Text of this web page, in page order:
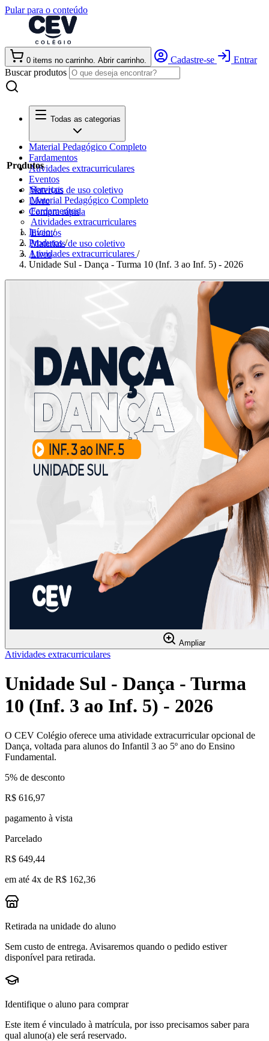
Pular para o conteúdo
0 items no carrinho. Abrir carrinho. Cadastre-se
Entrar
Buscar produtos
Todas as categorias
Produtos
Serviços
Material Pedagógico Completo
Fardamentos
Atividades extracurriculares
Eventos
Materiais de uso coletivo
Livro
Material Pedagógico Completo
Fardamentos
Atividades extracurriculares
Eventos
Materiais de uso coletivo
Livro
Compra rápida
Início/
Produtos/
Atividades extracurriculares /
Unidade Sul - Dança - Turma 10 (Inf. 3 ao Inf. 5) - 2026
Ampliar
Atividades extracurriculares
Unidade Sul - Dança - Turma
10 (Inf. 3 ao Inf. 5) - 2026
O CEV Colégio oferece uma atividade extracurricular opcional de
Dança, voltada para alunos do Infantil 3 ao 5º ano do Ensino
Fundamental.
5% de desconto
R$ 616,97
pagamento à vista
Parcelado
R$ 649,44
em até 4x de R$ 162,36
Retirada na unidade do aluno
Sem custo de entrega. Avisaremos quando o pedido estiver
disponível para retirada.
Identifique o aluno para comprar
Este item é vinculado à matrícula, por isso precisamos saber para
qual aluno(a) ele será reservado.